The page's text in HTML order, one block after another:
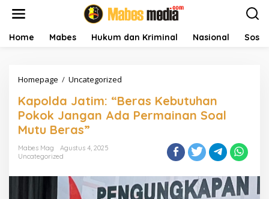
Home Mabes Hukum dan Kriminal Nasional
Homepage / Uncategorized
p
o
l
t
i
Kapolda Jatim: “Beras Kebutuhan
Pokok Jangan Ada Permainan Soal
Mutu Beras”
Mabes Mag
Agustus 4, 2025
Uncategorized